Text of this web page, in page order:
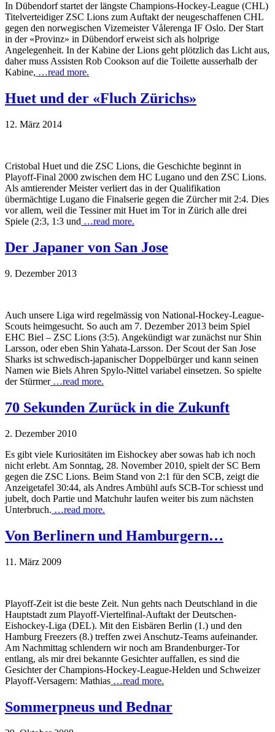
In Dübendorf startet der längste Champions-Hockey-League (CHL)
Titelverteidiger ZSC Lions zum Auftakt der neugeschaffenen CHL
gegen den norwegischen Vizemeister Vålerenga IF Oslo. Der Start
in der «Provinz» in Dübendorf erweist sich als holprige
Angelegenheit. In der Kabine der Lions geht plötzlich das Licht aus,
daher muss Assisten Rob Cookson auf die Toilette ausserhalb der
Kabine, …read more.
Huet und der «Fluch Zürichs»
12. März 2014
Cristobal Huet und die ZSC Lions, die Geschichte beginnt in
Playoff-Final 2000 zwischen dem HC Lugano und den ZSC Lions.
Als amtierender Meister verliert das in der Qualifikation
übermächtige Lugano die Finalserie gegen die Zürcher mit 2:4. Dies
vor allem, weil die Tessiner mit Huet im Tor in Zürich alle drei
Spiele (2:3, 1:3 und …read more.
Der Japaner von San Jose
9. Dezember 2013
Auch unsere Liga wird regelmässig von National-Hockey-League-
Scouts heimgesucht. So auch am 7. Dezember 2013 beim Spiel
EHC Biel – ZSC Lions (3:5). Angekündigt war zunächst nur Shin
Larsson, oder eben Shin Yahata-Larsson. Der Scout der San Jose
Sharks ist schwedisch-japanischer Doppelbürger und kann seinen
Namen wie Biels Ahren Spylo-Nittel variabel einsetzen. So spielte
der Stürmer…read more.
70 Sekunden Zurück in die Zukunft
2. Dezember 2010
Es gibt viele Kuriositäten im Eishockey aber sowas hab ich noch
nicht erlebt. Am Sonntag, 28. November 2010, spielt der SC Bern
gegen die ZSC Lions. Beim Stand von 2:1 für den SCB, zeigt die
Anzeigetafel 30:44, als Andres Ambühl aufs SCB-Tor schiesst und
jubelt, doch Partie und Matchuhr laufen weiter bis zum nächsten
Unterbruch. …read more.
Von Berlinern und Hamburgern…
11. März 2009
Playoff-Zeit ist die beste Zeit. Nun gehts nach Deutschland in die
Hauptstadt zum Playoff-Viertelfinal-Auftakt der Deutschen-
Eishockey-Liga (DEL). Mit den Eisbären Berlin (1.) und den
Hamburg Freezers (8.) treffen zwei Anschutz-Teams aufeinander.
Am Nachmittag schlendern wir noch am Brandenburger-Tor
entlang, als mir drei bekannte Gesichter auffallen, es sind die
Gesichter der Champions-Hockey-League-Helden und Schweizer
Playoff-Versagern: Mathias …read more.
Sommerpneus und Bednar